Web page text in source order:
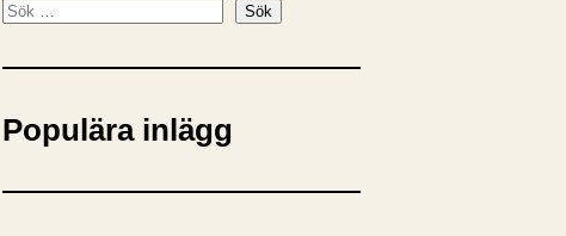
S
k
Sök
Populära inlägg